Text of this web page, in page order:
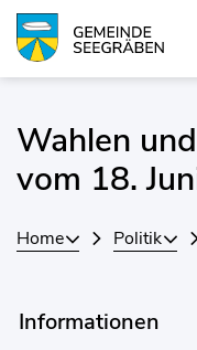
Kopfzeile
Wahlen
vom 18.
Home Politik
Informationen
Zugehörige